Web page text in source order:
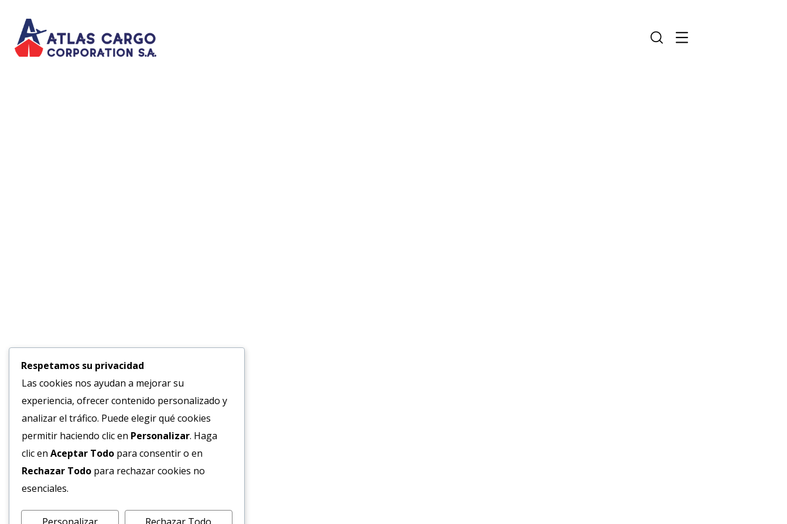
Respetamos su privacidad
Las cookies nos ayudan a mejorar su
experiencia, ofrecer contenido personalizado y
analizar el tráfico. Puede elegir qué cookies
permitir haciendo clic en Personalizar. Haga
clic en Aceptar Todo para consentir o en
Rechazar Todo para rechazar cookies no
esenciales.